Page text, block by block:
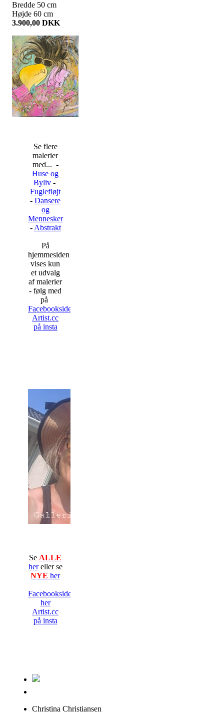
Bredde 50 cm
Højde 60 cm
3.900,00 DKK
Se flere
malerier
med... -
Huse og
Byliv-
Fuglefløjt
-Dansere
og
Mennesker
- Abstrakt
På
hjemmesiden
vises kun
et udvalg
af malerier
- følg med
på
Facebooksiden
Artist.cc
på insta
Se ALLE
hereller se
NYE her
Facebooksiden
her
Artist.cc
på insta
Christina Christiansen